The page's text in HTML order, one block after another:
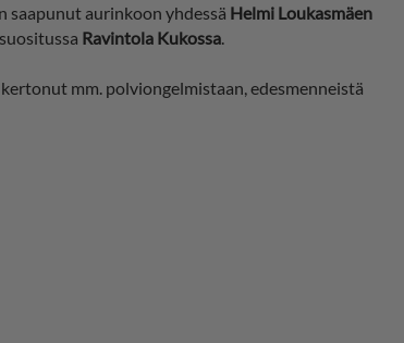
saapunut aurinkoon yhdessä Helmi Loukasmäen
Ravintola Kukossa
mm. polviongelmistaan, edesmenneistä